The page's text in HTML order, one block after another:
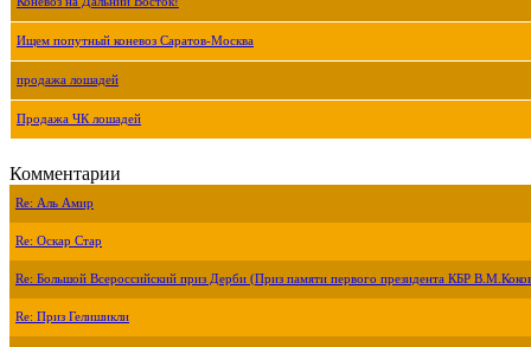
Ищем попутный коневоз Саратов-Москва
продажа лошадей
Продажа ЧК лошадей
Комментарии
Re: Аль Амир
Re: Оскар Стар
Re: Большой Всероссийский приз Дерби (Приз памяти первого президента КБР
Re: Приз Гелишикли